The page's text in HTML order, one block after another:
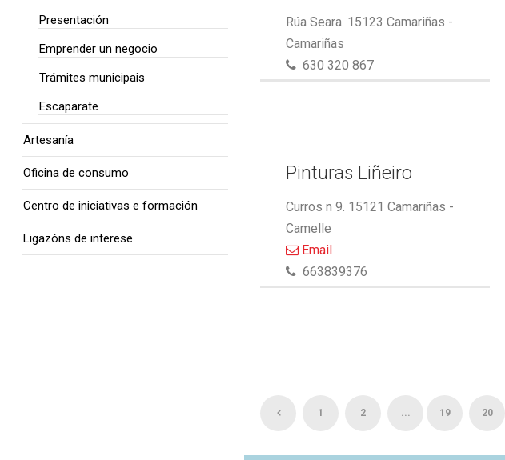
Rúa Seara. 15123 Camariñas -
Camariñas
630 320 867
Pinturas Liñeiro
Curros n 9. 15121 Camariñas -
Camelle
Email
663839376
1 2 ... 19 20
Presentación
Emprender un negocio
Trámites municipais
Escaparate
Artesanía
Oficina de consumo
Centro de iniciativas e formación
Ligazóns de interese